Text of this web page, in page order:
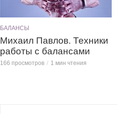
БАЛАНСЫ
Михаил Павлов. Техники
работы с балансами
166 просмотров 1 мин чтения